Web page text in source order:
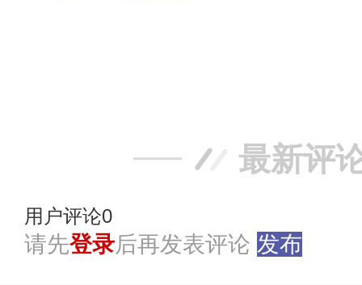
最新评
用户评论0
请先登录后再发表评论 发布